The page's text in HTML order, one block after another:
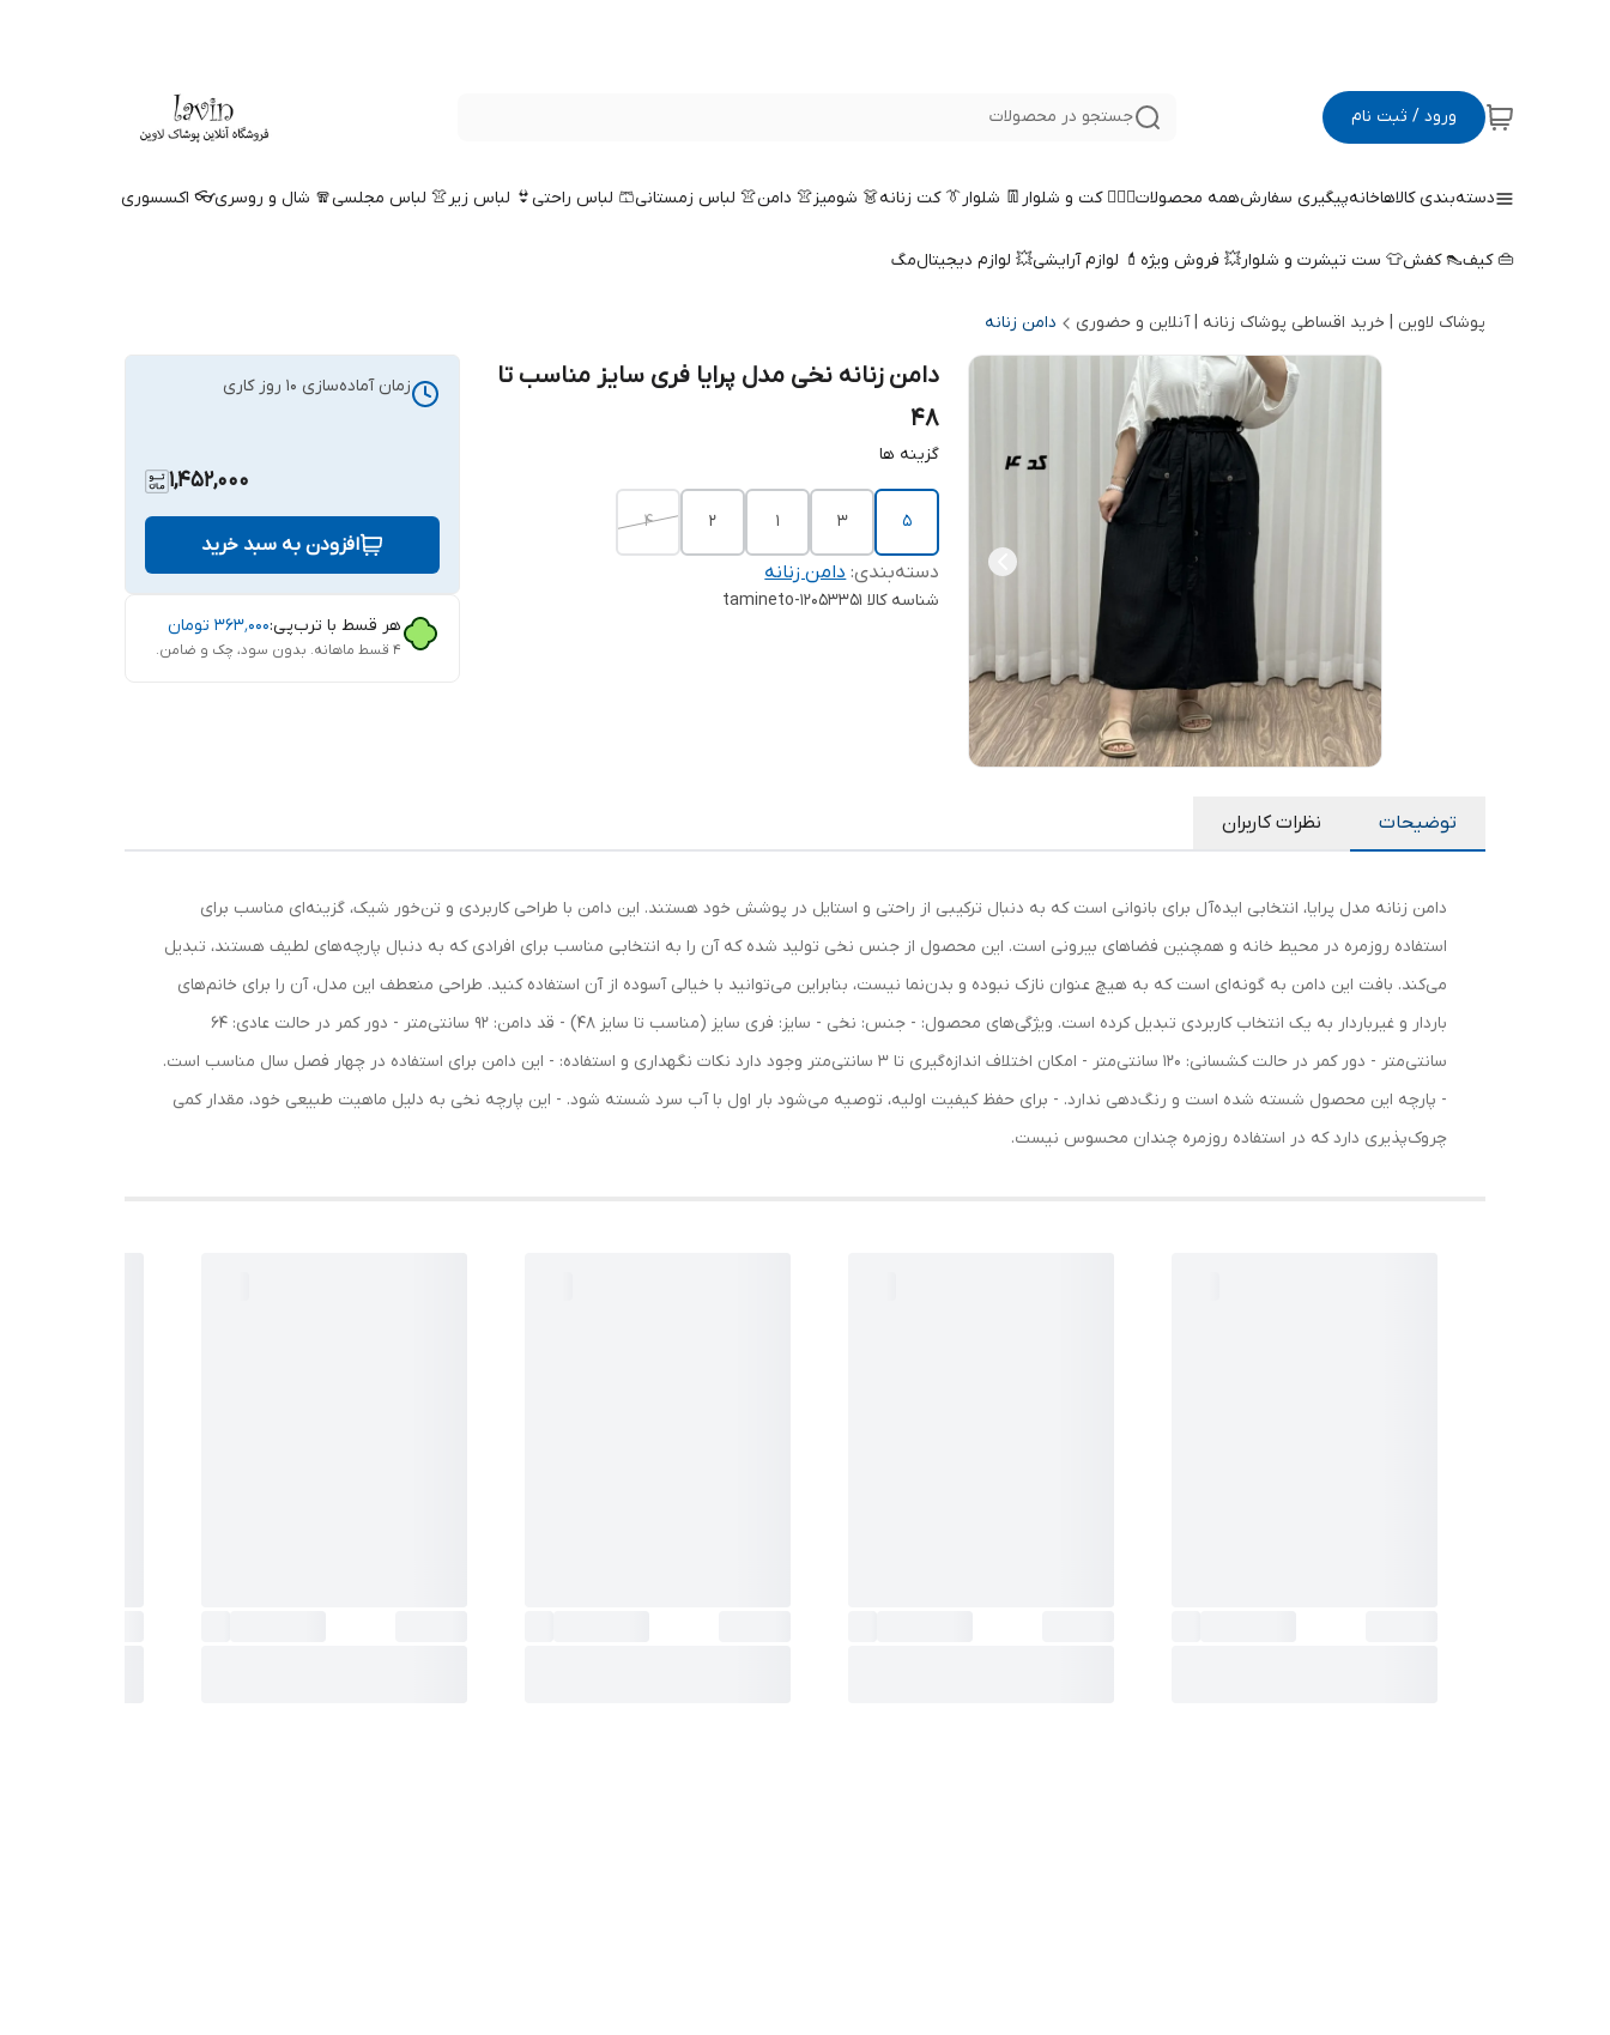
ورود / ثبت نام جستجو در محصولات
دسته‌بندی کالاهاخانهپیگیری سفارشهمه محصولات🤵🏻‍♀️ کت و شلوار 👖 شلوار👔 کت زنانه👗 شومیز👚 دامن👚 لباس زمستانی🩳 لباس راحتی👙 لباس زیر👚 لباس مجلسی🧣 شال و روسری👓 اکسسوری
👜 کیف👠 کفش👕 ست تیشرت و شلوار💥 فروش ویژه 💄 لوازم آرایشی💥 لوازم دیجیتالمگ
پوشاک لاوین | خرید اقساطی پوشاک زنانه | آنلاین و حضوری دامن زنانه
دامن زنانه نخی مدل پرایا فری سایز مناسب تا
48
گزینه ها
5
3
1
2
4
دسته‌بندی:دامن زنانه
شناسه کالا tamineto-12053351
زمان آماده‌سازی 10 روز کاری
1,452,000
افزودن به سبد خرید
هر قسط با ترب‌پی:۳۶۳٬۰۰۰ تومان
۴ قسط ماهانه. بدون سود، چک و ضامن.
توضیحات نظرات کاربران
دامن زنانه مدل پرایا، انتخابی ایده‌آل برای بانوانی است که به دنبال ترکیبی از راحتی و استایل در پوشش خود هستند. این دامن با طراحی کاربردی و تن‌خور شیک، گزینه‌ای مناسب برای
استفاده روزمره در محیط خانه و همچنین فضاهای بیرونی است. این محصول از جنس نخی تولید شده که آن را به انتخابی مناسب برای افرادی که به دنبال پارچه‌های لطیف هستند، تبدیل
می‌کند. بافت این دامن به گونه‌ای است که به هیچ عنوان نازک نبوده و بدن‌نما نیست، بنابراین می‌توانید با خیالی آسوده از آن استفاده کنید. طراحی منعطف این مدل، آن را برای خانم‌های
باردار و غیرباردار به یک انتخاب کاربردی تبدیل کرده است. ویژگی‌های محصول: - جنس: نخی - سایز: فری سایز (مناسب تا سایز 48) - قد دامن: 92 سانتی‌متر - دور کمر در حالت عادی: 64
سانتی‌متر - دور کمر در حالت کشسانی: 120 سانتی‌متر - امکان اختلاف اندازه‌گیری تا 3 سانتی‌متر وجود دارد نکات نگهداری و استفاده: - این دامن برای استفاده در چهار فصل سال مناسب است.
- پارچه این محصول شسته شده است و رنگ‌دهی ندارد. - برای حفظ کیفیت اولیه، توصیه می‌شود بار اول با آب سرد شسته شود. - این پارچه نخی به دلیل ماهیت طبیعی خود، مقدار کمی
چروک‌پذیری دارد که در استفاده روزمره چندان محسوس نیست.